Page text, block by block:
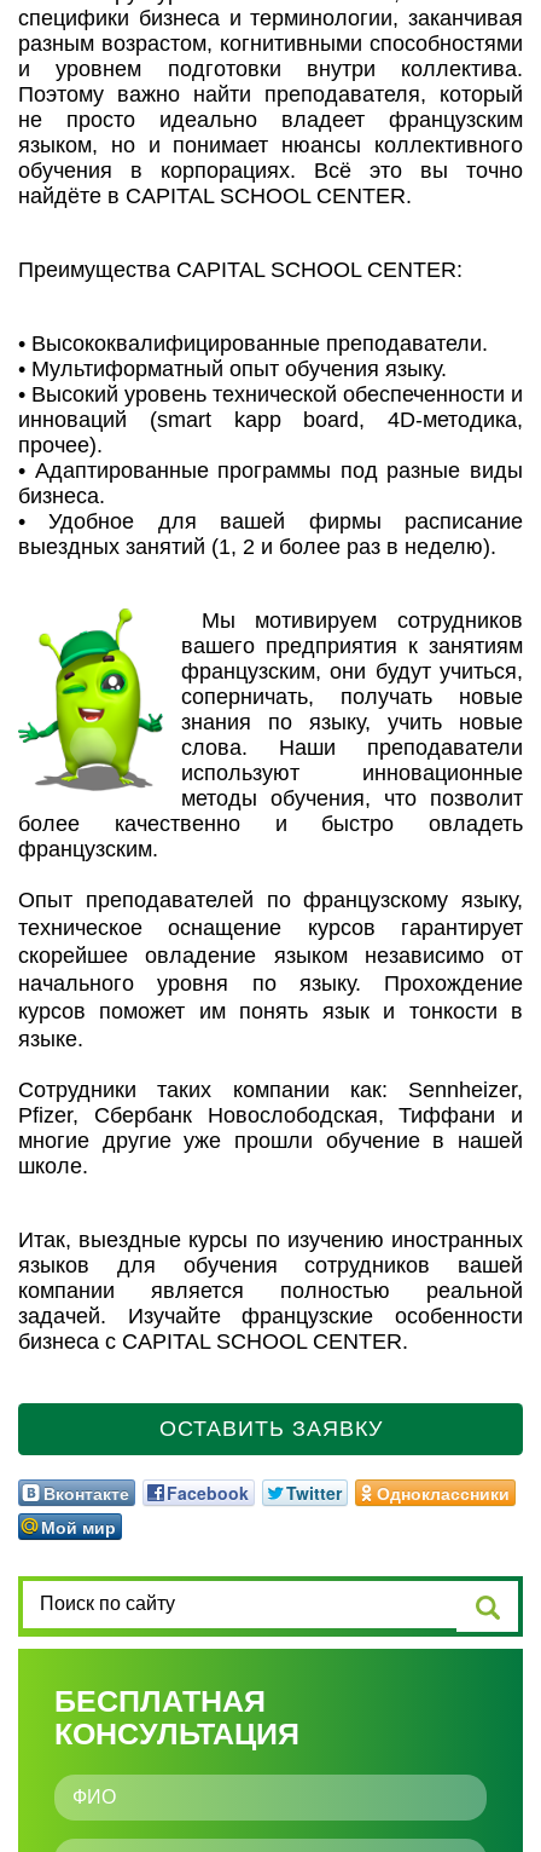
специфики бизнеса и терминологии, заканчивая
разным возрастом, когнитивными способностями
и уровнем подготовки внутри коллектива.
Поэтому важно найти преподавателя, который
не просто идеально владеет французским
языком, но и понимает нюансы коллективного
обучения в корпорациях. Всё это вы точно
найдёте в CAPITAL SCHOOL CENTER.
Преимущества CAPITAL SCHOOL CENTER:
• Высококвалифицированные преподаватели.
• Мультиформатный опыт обучения языку.
• Высокий уровень технической обеспеченности и
инноваций (smart kapp board, 4D-методика,
прочее).
• Адаптированные программы под разные виды
бизнеса.
• Удобное для вашей фирмы расписание
выездных занятий (1, 2 и более раз в неделю).
Мы мотивируем сотрудников
вашего предприятия к занятиям
французским, они будут учиться,
соперничать, получать новые
знания по языку, учить новые
слова. Наши преподаватели
используют инновационные
методы обучения, что позволит
более качественно и быстро овладеть
французским.
Опыт преподавателей по французскому языку,
техническое оснащение курсов гарантирует
скорейшее овладение языком независимо от
начального уровня по языку. Прохождение
курсов поможет им понять язык и тонкости в
языке.
Сотрудники таких компании как: Sennheizer,
Pfizer, Сбербанк Новослободская, Тиффани и
многие другие уже прошли обучение в нашей
школе.
Итак, выездные курсы по изучению иностранных
языков для обучения сотрудников вашей
компании является полностью реальной
задачей. Изучайте французские особенности
бизнеса с CAPITAL SCHOOL CENTER.
ОСТАВИТЬ ЗАЯВКУ
Вконтакте Facebook Twitter
Одноклассники
Мой мир
БЕСПЛАТНАЯ
КОНСУЛЬТАЦИЯ